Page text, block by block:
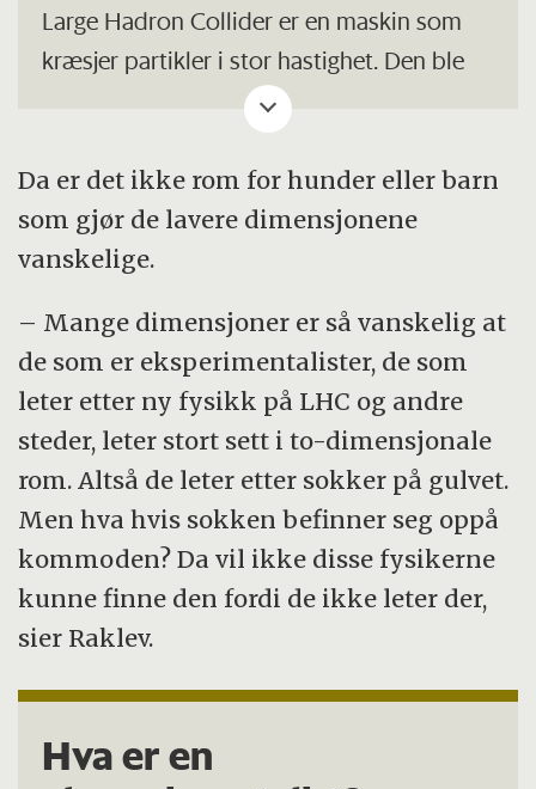
Large Hadron Collider er en maskin som
kræsjer partikler i stor hastighet. Den ble
tatt i bruk i 2008. Den brukes til å studere
de minste byggesteinene verden består av
slik som kvarker og gluoner. I 2012 fant
forskerne beviser for eksistensen av Higgs-
partikkelen. LHC blir brukt til å lete etter og
Da er det ikke rom for hunder eller barn
som gjør de lavere dimensjonene
vanskelige.
– Mange dimensjoner er så vanskelig at
de som er eksperimentalister, de som
leter etter ny fysikk på LHC og andre
steder, leter stort sett i to-dimensjonale
rom. Altså de leter etter sokker på gulvet.
Men hva hvis sokken befinner seg oppå
kommoden? Da vil ikke disse fysikerne
kunne finne den fordi de ikke leter der,
sier Raklev.
Hva er en